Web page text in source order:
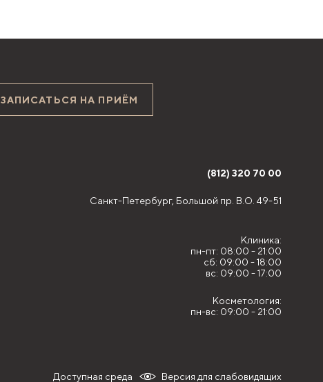
ЗАПИСАТЬСЯ НА ПРИЁМ
(812) 320 70 00
Санкт-Петербург, Большой пр. В.О. 49-51
Клиника:
пн-пт: 08:00 - 21:00
сб: 09:00 - 18:00
вс: 09:00 - 17:00
Косметология:
пн-вс: 09:00 - 21:00
Версия для слабовидящих
Доступная среда